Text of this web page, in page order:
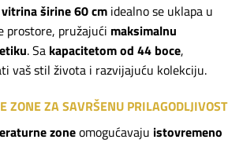
širine 60 cm idealno se uklapa u
prostore, pružajući maksimalnu
. Sa kapacitetom od 44 boce,
vaš stil života i razvijajuću kolekciju.
ZONE ZA SAVRŠENU PRILAGODLJIVOST
zoneomogućavaju istovremeno